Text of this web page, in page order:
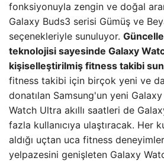
fonksiyonuyla zengin ve doğal
Galaxy Buds3 serisi Gümüş ve
seçenekleriyle sunuluyor.
teknolojisi sayesinde Galaxy
kişiselleştirilmiş fitness takibi
fitness takibi için birçok yeni ve
donatılan Samsung'un yeni
Watch Ultra akıllı saatleri de
fazla kullanıcıya ulaştıracak. Her
aldığı uçtan uca fitness
yelpazesini genişleten Galaxy